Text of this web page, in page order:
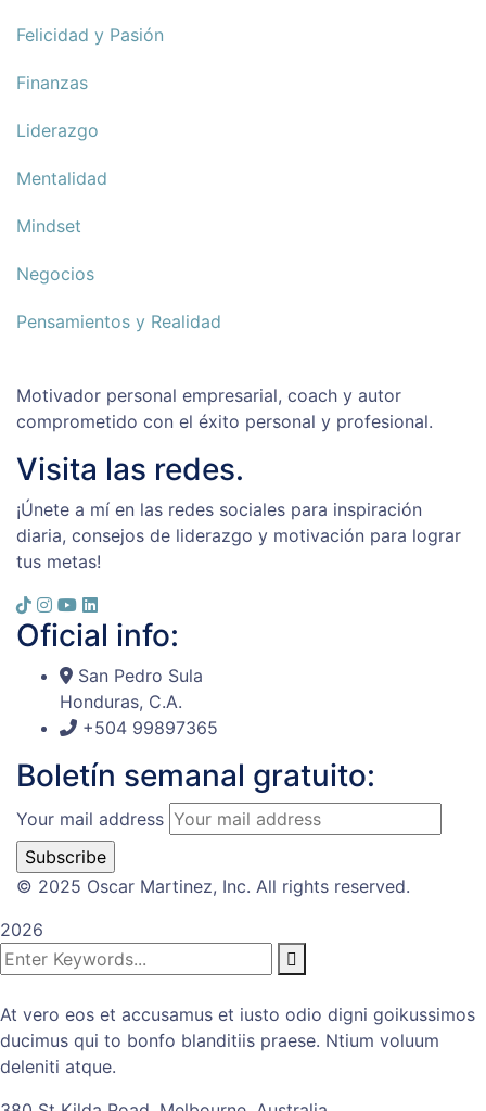
Felicidad y Pasión
Finanzas
Liderazgo
Mentalidad
Mindset
Negocios
Pensamientos y Realidad
Motivador personal empresarial, coach y autor
comprometido con el éxito personal y profesional.
Visita las redes.
¡Únete a mí en las redes sociales para inspiración
diaria, consejos de liderazgo y motivación para lograr
tus metas!
Oficial info:
San Pedro Sula
Honduras, C.A.
+504 99897365
Boletín semanal gratuito:
Your mail address
© 2025 Oscar Martinez, Inc. All rights reserved.
2026
At vero eos et accusamus et iusto odio digni goikussimos
ducimus qui to bonfo blanditiis praese. Ntium voluum
deleniti atque.